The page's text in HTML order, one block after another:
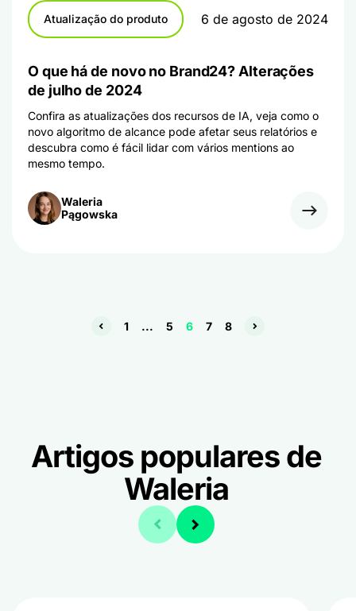
Atualização do produto 6 de agosto de 2024
O que há de novo no Brand24? Alterações
de julho de 2024
Confira as atualizações dos recursos de IA, veja como o
novo algoritmo de alcance pode afetar seus relatórios e
descubra como é fácil lidar com vários mentions ao
mesmo tempo.
Waleria
Pągowska
1 ... 5 6 7 8
Artigos populares de
Waleria